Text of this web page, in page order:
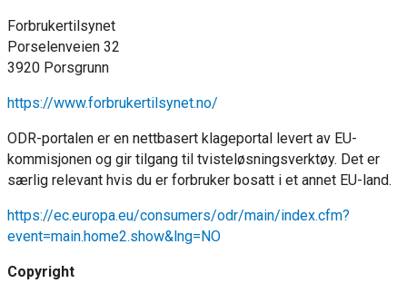
Forbrukertilsynet
Porselenveien 32
3920 Porsgrunn
https://www.forbrukertilsynet.no/
ODR-portalen er en nettbasert klageportal levert av EU-
kommisjonen og gir tilgang til tvisteløsningsverktøy. Det er
særlig relevant hvis du er forbruker bosatt i et annet EU-land.
https://ec.europa.eu/consumers/odr/main/index.cfm?
event=main.home2.show&lng=NO
Copyright